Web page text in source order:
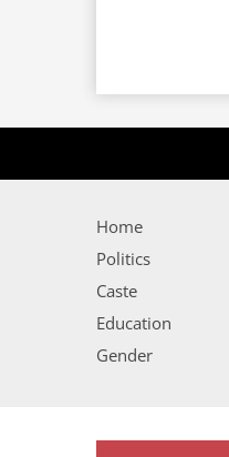
Home
Politics
Caste
Education
Gender